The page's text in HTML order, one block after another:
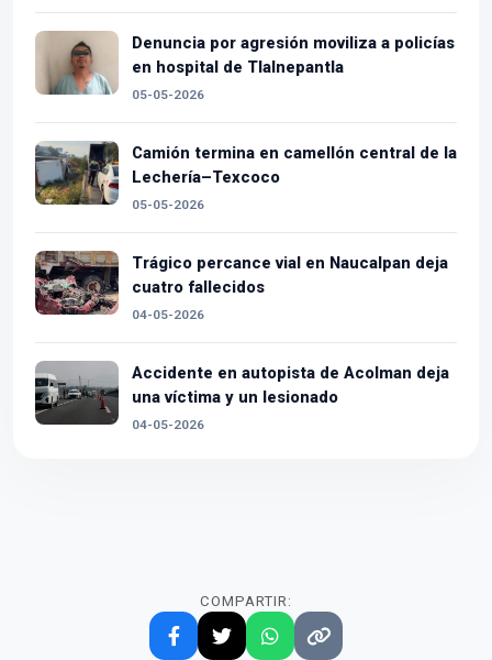
Denuncia por agresión moviliza a policías
en hospital de Tlalnepantla
05-05-2026
Camión termina en camellón central de la
Lechería–Texcoco
05-05-2026
Trágico percance vial en Naucalpan deja
cuatro fallecidos
04-05-2026
Accidente en autopista de Acolman deja
una víctima y un lesionado
04-05-2026
COMPARTIR: